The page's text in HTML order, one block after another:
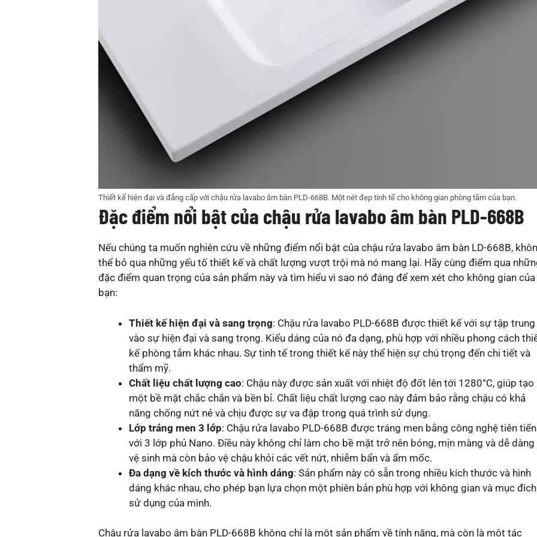
Thiết kế hiện đại và đẳng cấp với chậu rửa lavabo âm bàn PLD-668B. Một nét đẹp tinh tế cho không gian phòng tắm của bạn.
Đặc điểm nổi bật của chậu rửa lavabo âm bàn PLD-668B
Nếu chúng ta muốn nghiên cứu về những điểm nổi bật của chậu rửa lavabo âm bàn LD-668B,
thể bỏ qua những yếu tố thiết kế và chất lượng vượt trội mà nó mang lại. Hãy cùng điểm qua
đặc điểm quan trọng của sản phẩm này và tìm hiểu vì sao nó đáng để xem xét cho không gian của
bạn:
Thiết kế hiện đại và sang trọng: Chậu rửa lavabo PLD-668B được thiết kế với sự tập trung
vào sự hiện đại và sang trọng. Kiểu dáng của nó đa dạng, phù hợp với nhiều phong cách
kế phòng tắm khác nhau. Sự tinh tế trong thiết kế này thể hiện sự chú trọng đến chi tiết và
thẩm mỹ.
Chất liệu chất lượng cao: Chậu này được sản xuất với nhiệt độ đốt lên tới 1280°C, giúp tạo
một bề mặt chắc chắn và bền bỉ. Chất liệu chất lượng cao này đảm bảo rằng chậu có khả
năng chống nứt nẻ và chịu được sự va đập trong quá trình sử dụng.
Lớp tráng men 3 lớp: Chậu rửa lavabo PLD-668B được tráng men bằng công nghệ tiên tiến
với 3 lớp phủ Nano. Điều này không chỉ làm cho bề mặt trở nên bóng, mịn màng và dễ dàng
vệ sinh mà còn bảo vệ chậu khỏi các vết nứt, nhiễm bẩn và ẩm mốc.
Đa dạng về kích thước và hình dáng: Sản phẩm này có sẵn trong nhiều kích thước và hình
dáng khác nhau, cho phép bạn lựa chọn một phiên bản phù hợp với không gian và mục đích
sử dụng của mình.
Chậu rửa lavabo âm bàn PLD-668B không chỉ là một sản phẩm về tính năng, mà còn là một tác